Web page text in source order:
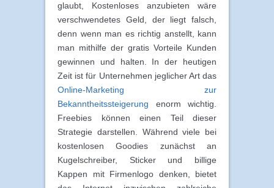
glaubt, Kostenloses anzubieten wäre
verschwendetes Geld, der liegt falsch,
denn wenn man es richtig anstellt, kann
man mithilfe der gratis Vorteile Kunden
gewinnen und halten. In der heutigen
Zeit ist für Unternehmen jeglicher Art das
Online-Marketing zur
Bekanntheitssteigerung enorm wichtig.
Freebies können einen Teil dieser
Strategie darstellen. Während viele bei
kostenlosen Goodies zunächst an
Kugelschreiber, Sticker und billige
Kappen mit Firmenlogo denken, bietet